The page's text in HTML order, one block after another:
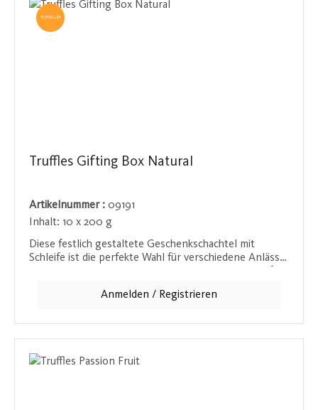
TOPSELLER
Truffles Gifting Box Natural
Artikelnummer : 09191
Inhalt: 10 x 200 g
Diese festlich gestaltete Geschenkschachtel mit
Schleife ist die perfekte Wahl für verschiedene Anlässe.
verleiht jedem Geschenk das gewisse Etwas und macht
Anmelden / Registrieren